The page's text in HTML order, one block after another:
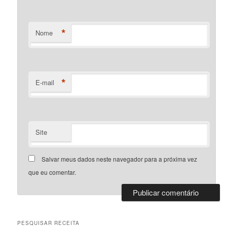
Nome *
E-mail *
Site
Salvar meus dados neste navegador para a próxima vez
que eu comentar.
PESQUISAR RECEITA